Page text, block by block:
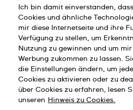
Cookies Hinweis
Impressum
Ich bin damit einverstanden,
Cookies und ähnliche
mir diese Internetseite und ihre
Verfügung zu stellen, um
Nutzung zu gewinnen und um
Werbung zukommen zu lassen.
die Einstellungen ändern, um
Cookies zu aktivieren oder zu
über Cookies zu erfahren, lesen
unseren Hinweis zu Cookies.